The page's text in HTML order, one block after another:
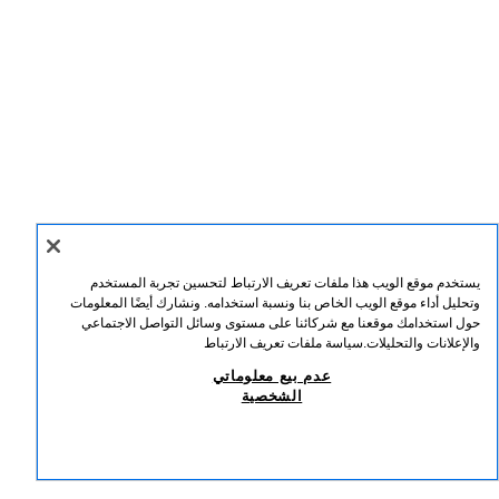
يستخدم موقع الويب هذا ملفات تعريف الارتباط لتحسين تجربة المستخدم
وتحليل أداء موقع الويب الخاص بنا ونسبة استخدامه. ونشارك أيضًا المعلومات
حول استخدامك موقعنا مع شركائنا على مستوى وسائل التواصل الاجتماعي
والإعلانات والتحليلات.سياسة ملفات تعريف الارتباط
عدم بيع معلوماتي
الشخصية